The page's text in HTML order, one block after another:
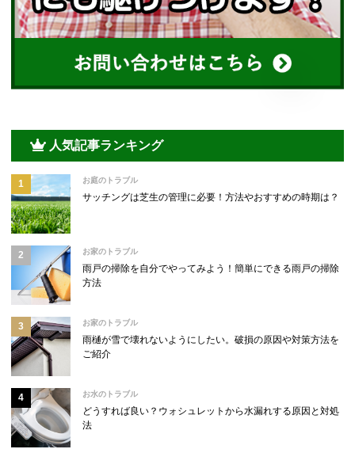
人気記事ランキング
お庭のトラブル
サッチングは芝生の管理に必要！方法やおすすめの時期は？
お家のトラブル
雨戸の掃除を自分でやってみよう！簡単にできる雨戸の掃除
方法
お家のトラブル
雨樋が雪で壊れないようにしたい。破損の原因や対策方法を
ご紹介
お水のトラブル
どうすれば良い？ウォシュレットから水漏れする原因と対処
法